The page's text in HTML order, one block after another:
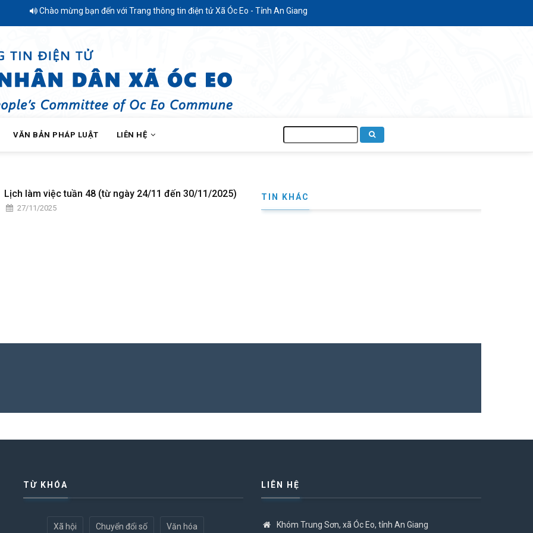
Chào mừng bạn đến với Trang thông tin điện tử Xã Óc Eo - Tỉnh An Giang
VĂN BẢN PHÁP LUẬT LIÊN HỆ
kiếm
Lịch làm việc tuần 48 (từ ngày 24/11 đến 30/11/2025)
27/11/2025
TIN KHÁC
TỪ KHÓA
Xã hội Chuyển đổi số Văn hóa
LIÊN HỆ
Khóm Trung Sơn, xã Óc Eo, tỉnh An Giang